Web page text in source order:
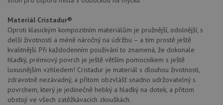
Materiál Cristadur®
Oproti klasickým kompozitním materiálům je pružnější, odolnější, s
delší životností a méně náročný na údržbu – a tím prostě ještě
kvalitnější. Při každodenním používání to znamená, že dokonale
hladký, prémiový povrch je ještě větším pomocníkem s ještě
luxusnějším vzhledem! Cristadur je materiál s dlouhou životností,
zdravotně nezávadný, a přitom obzvlášť snadno udržovatelný s
povrchem, který je jedinečně hebký a hladký na dotek, a přitom
obstojí ve všech zatěžkávacích zkouškách.